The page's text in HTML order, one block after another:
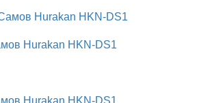
Hurakan HKN-DS1